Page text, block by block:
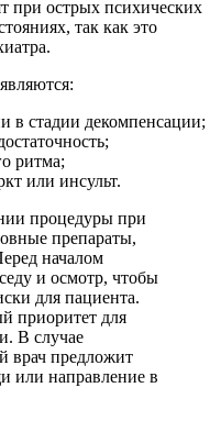
при острых психических
так как это
в стадии декомпенсации;
ритма;
или инсульт.
процедуры при
препараты,
началом
и осмотр, чтобы
для пациента.
приоритет для
В случае
врач предложит
или направление в